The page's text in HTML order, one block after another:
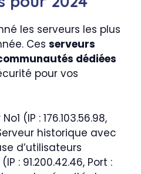
les serveurs les plus
Ces serveurs
dédiées
pour vos
(IP : 176.103.56.98,
historique avec
d’utilisateurs
: 91.200.42.46, Port :